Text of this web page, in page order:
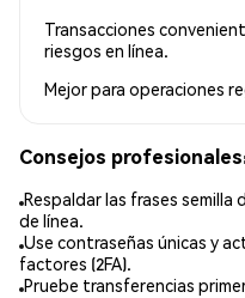
Transacciones
riesgos en línea.
Mejor para operaciones
Consejos
Respaldar las frases semilla
de línea.
Use contraseñas únicas y
factores (2FA).
Pruebe transferencias